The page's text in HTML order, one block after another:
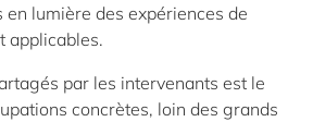
lumière des expériences de
applicables.
par les intervenants est le
concrètes, loin des grands